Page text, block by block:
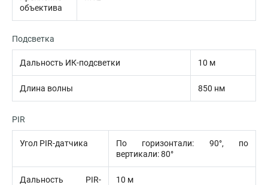
объектива
Подсветка
Дальность ИК-подсветки 10 м
Длина волны 850 нм
PIR
Угол PIR-датчика
По горизонтали: 90°, по
вертикали: 80°
Дальность PIR-
10 м